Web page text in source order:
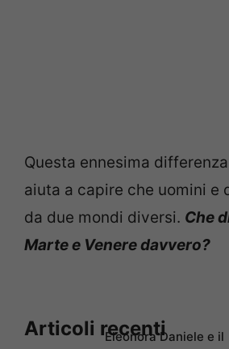
Questa ennesima
aiuta a capire che uomini e
da due mondi diversi. Che
Marte e Venere davvero?
Articoli recentiEleonora Daniele e il